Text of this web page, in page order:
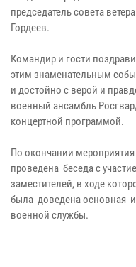
председатель совета
Гордеев.
Командир и гости
этим знаменательным
и достойно с верой и
военный ансамбль
концертной программой.
По окончании
проведена беседа с
заместителей, в ходе
была доведена основная
военной службы.